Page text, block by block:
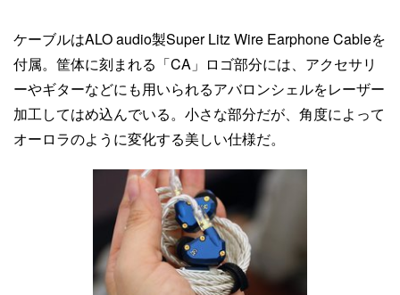
ケーブルはALO audio製Super Litz Wire Earphone Cableを
付属。筐体に刻まれる「CA」ロゴ部分には、アクセサリ
ーやギターなどにも用いられるアバロンシェルをレーザー
加工してはめ込んでいる。小さな部分だが、角度によって
オーロラのように変化する美しい仕様だ。